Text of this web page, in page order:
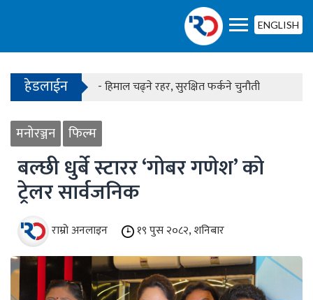
ENGLISH
हेडलाईन
- काठमाडौंको बाँसबारीमा खुल्यो अत्याधुनिक इभेन्ट
- हिमाल चढ्ने रहर, सुरक्षित फर्कने चुनौती
मनोरञ्जन फिल्म
बल्छी धुर्बे स्टारर ‘गोबर गणेश’ को
ट्रेलर सार्वजनिक
राम्रो अनलाइन १९ पुस २०८२, शनिबार